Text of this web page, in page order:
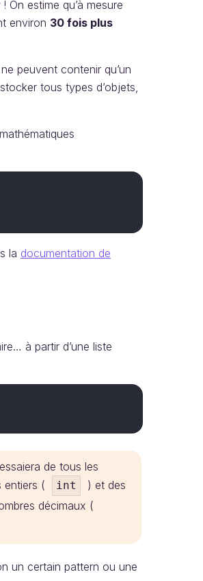
! On estime qu’à mesure
environ 30 fois plus
peuvent contenir qu’un
tous types d’objets,
la documentation de
à partir d’une liste
de tous les
entiers (
int
) et des
décimaux (
un certain pattern ou une